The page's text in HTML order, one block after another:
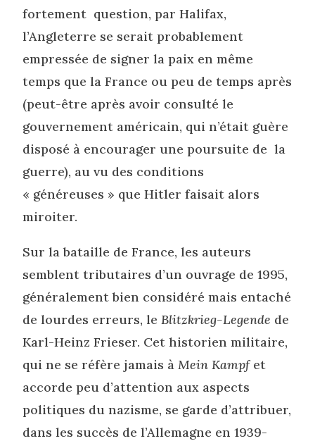
fortement question, par Halifax,
l’Angleterre se serait probablement
empressée de signer la paix en même
temps que la France ou peu de temps après
(peut-être après avoir consulté le
gouvernement américain, qui n’était guère
disposé à encourager une poursuite de la
guerre), au vu des conditions
« généreuses » que Hitler faisait alors
miroiter.
Sur la bataille de France, les auteurs
semblent tributaires d’un ouvrage de 1995,
généralement bien considéré mais entaché
de lourdes erreurs, leBlitzkrieg-Legende de
Karl-Heinz Frieser. Cet historien militaire,
qui ne se réfère jamais àMein Kampfet
accorde peu d’attention aux aspects
politiques du nazisme, se garde d’attribuer,
dans les succès de l’Allemagne en 1939-